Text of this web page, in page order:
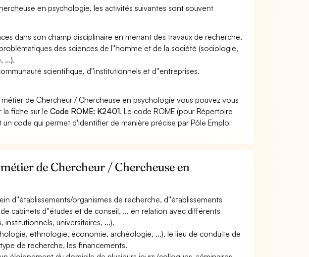
en psychologie, les activités suivantes sont souvent
dans son champ disciplinaire en menant des travaux de recherche,
des sciences de l''homme et de la société (sociologie,
...).
scientifique, d''institutionnels et d''entreprises.
de Chercheur / Chercheuse en psychologie vous pouvez vous
la fiche sur leCode ROME: K2401. Le code ROME (pour Répertoire
code qui permet d'identifier de manière précise par Pôle Emploi
de Chercheur / Chercheuse en
d''établissements/organismes de recherche, d''établissements
cabinets d''études et de conseil, ... en relation avec différents
institutionnels, universitaires, ...).
ethnologie, économie, archéologie, ...), le lieu de conduite de
de recherche, les financements.